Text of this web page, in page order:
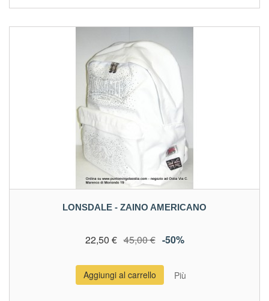
LONSDALE - ZAINO AMERICANO
22,50 € 45,00 € -50%
Aggiungi al carrello Più